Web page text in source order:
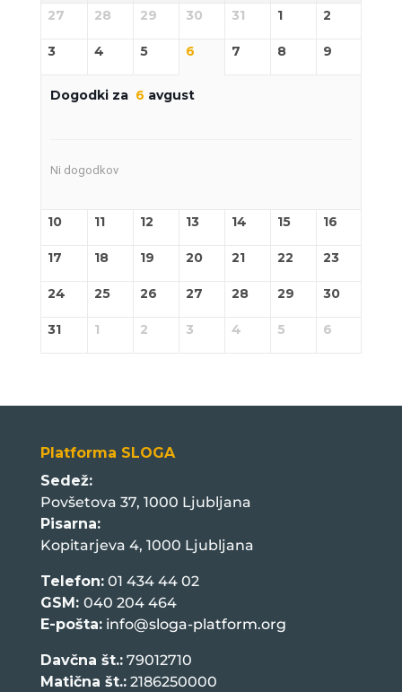
27 28 29 30 31 1 2
3 4 5 6 7 8 9
Dogodki za 6 avgust
Ni dogodkov
10 11 12 13 14 15 16
17 18 19 20 21 22 23
24 25 26 27 28 29 30
31 1 2 3 4 5 6
Platforma SLOGA
Sedež:
Povšetova 37, 1000 Ljubljana
Pisarna:
Kopitarjeva 4, 1000 Ljubljana
Telefon:01 434 44 02
GSM: 040 204 464
E-pošta: info@sloga-platform.org
Davčna št.:79012710
Matična št.:2186250000